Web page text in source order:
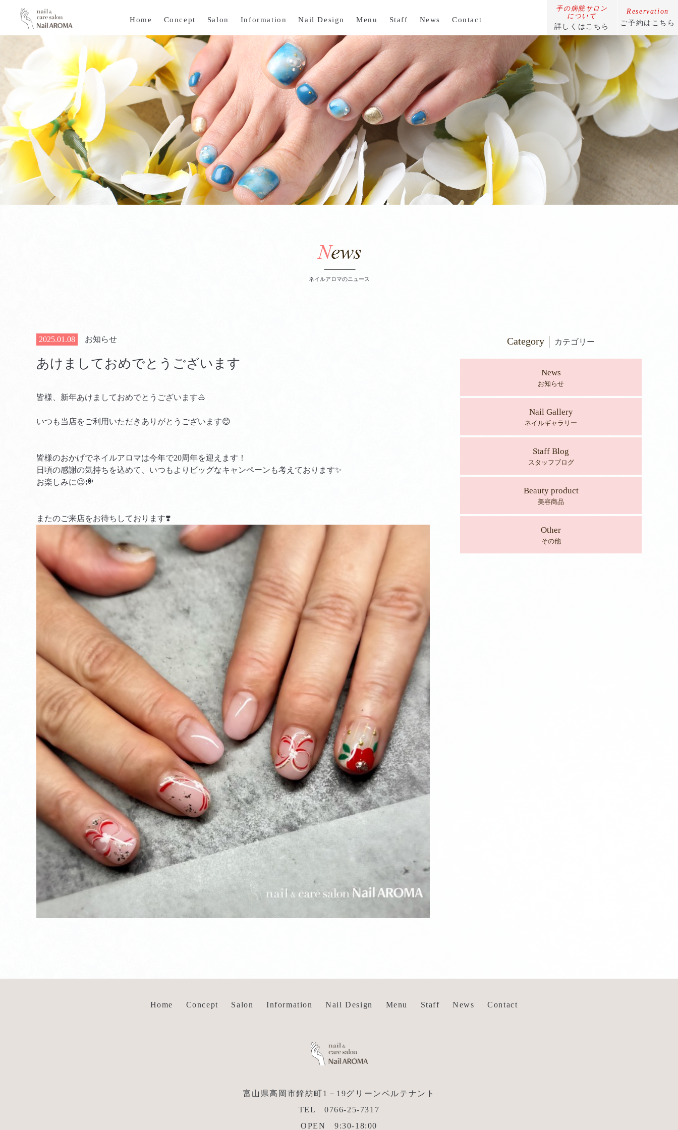
Home Concept Salon Information Nail Design Menu Staff News Contact
Reservation
ご予約はこちら
手の病院サロン
​​​​​​​について
詳しくはこちら
ネイルアロマのニュース
2025.01.08 お知らせ
あけましておめでとうございます
皆様、新年あけましておめでとうございます🎍
いつも当店をご利用いただきありがとうございます😊
皆様のおかげでネイルアロマは今年で20周年を迎えます！
日頃の感謝の気持ちを込めて、いつもよりビッグなキャンペーンも考えております✨
お楽しみに😉💭
またのご来店をお待ちしております❣️
Category カテゴリー
News
お知らせ
Nail Gallery
ネイルギャラリー
Staff Blog
スタッフブログ
Beauty product
美容商品
Other
その他
Home Concept Salon Information Nail Design Menu Staff News Contact
富山県高岡市鐘紡町1－19グリーンベルテナント
TEL 0766-25-7317
OPEN 9:30-18:00